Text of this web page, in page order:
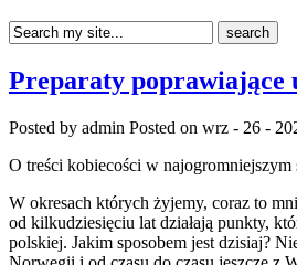
Preparaty poprawiające
Posted by admin Posted on wrz - 26 -
O treści kobiecości w
W okresach których żyjemy, coraz to
od kilkudziesięciu lat działają punkty,
polskiej. Jakim sposobem jest dzisiaj?